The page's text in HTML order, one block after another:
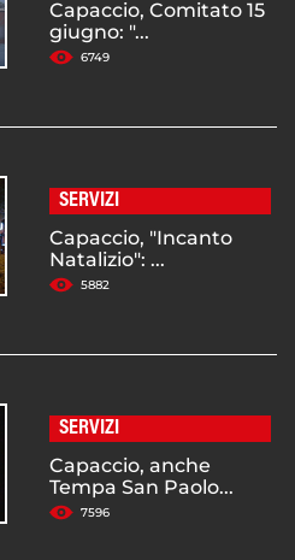
Capaccio, Comitato 15
giugno: "...
6749
SERVIZI
Capaccio, "Incanto
Natalizio": ...
5882
SERVIZI
Capaccio, anche
Tempa San Paolo...
7596